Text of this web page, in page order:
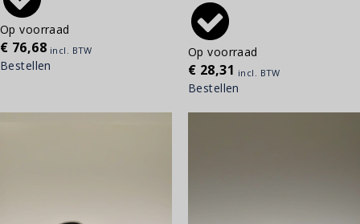
Op voorraad
€ 76,68 incl. BTW
Bestellen
Op voorraad
€ 28,31 incl. BTW
Bestellen